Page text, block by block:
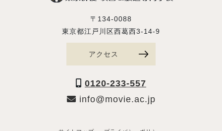
〒134-0088
東京都江戸川区西葛西3-14-9
アクセス
0120-233-557
info@movie.ac.jp